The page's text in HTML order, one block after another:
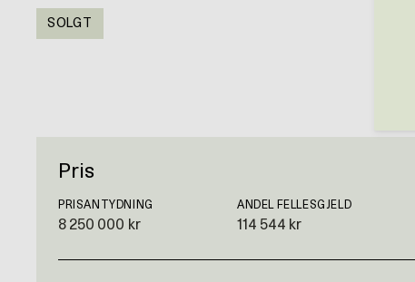
SOLGT
Pris
PRISANTYDNING
8 250 000 kr
ANDEL FELLESGJELD
114 544 kr